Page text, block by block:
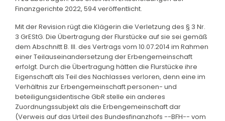
Finanzgerichte 2022, 594 veröffentlicht.
Mit der Revision rügt die Klägerin die Verletzung des § 3 Nr.
3 GrEStG. Die Übertragung der Flurstücke auf sie sei gemäß
dem Abschnitt B. III. des Vertrags vom 10.07.2014 im Rahmen
einer Teilauseinandersetzung der Erbengemeinschaft
erfolgt. Durch die Übertragung hätten die Flurstücke ihre
Eigenschaft als Teil des Nachlasses verloren, denn eine im
Verhältnis zur Erbengemeinschaft personen- und
beteiligungsidentische GbR stelle ein anderes
Zuordnungssubjekt als die Erbengemeinschaft dar
(Verweis auf das Urteil des Bundesfinanzhofs --BFH-- vom